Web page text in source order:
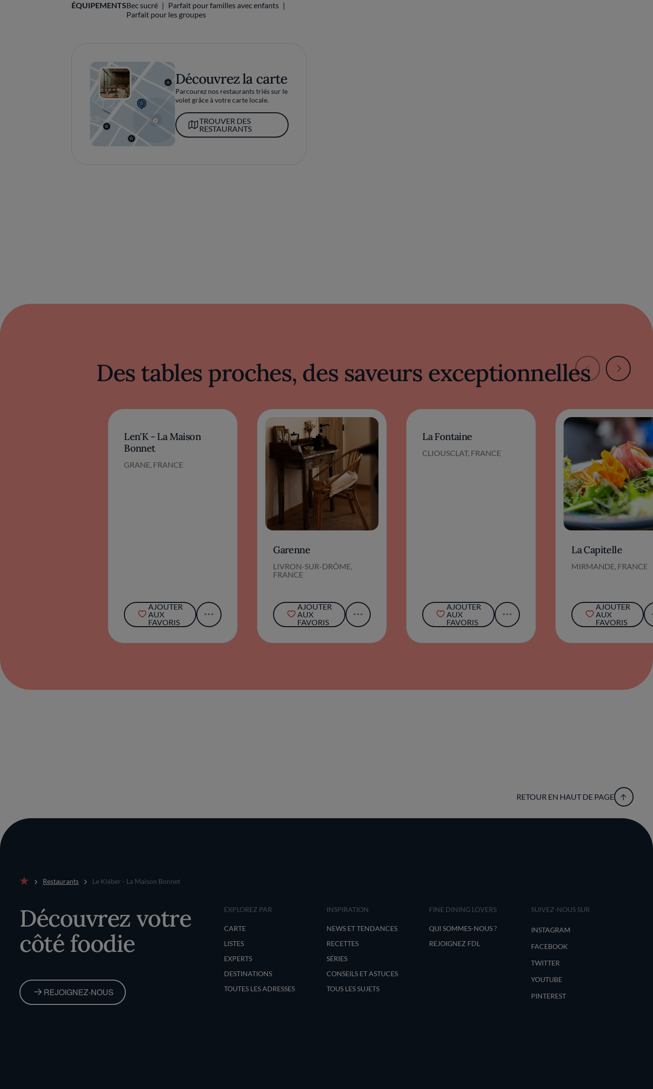
ÉQUIPEMENTSBec sucré
Parfait pour familles avec enfants
Parfait pour les groupes
Découvrez la carte
Parcourez nos restaurants triés sur le
volet grâce à votre carte locale.
TROUVER DES
RESTAURANTS
Des tables proches, des saveurs exceptionnelles
Len'K - La Maison
Bonnet
GRANE, FRANCE
AJOUTER
AUX
FAVORIS
Garenne
LIVRON-SUR-DRÔME,
FRANCE
AJOUTER
AUX
FAVORIS
La Fontaine
CLIOUSCLAT, FRANCE
AJOUTER
AUX
FAVORIS
La Capitelle
MIRMANDE, FRANCE
AJOUTER
AUX
FAVORIS
RETOUR EN HAUT DE PAGE
Restaurants Le Kléber - La Maison Bonnet
Découvrez votre
côté foodie
REJOIGNEZ-NOUS
EXPLOREZ PAR
CARTE
LISTES
EXPERTS
DESTINATIONS
TOUTES LES ADRESSES
INSPIRATION
NEWS ET TENDANCES
RECETTES
SÉRIES
CONSEILS ET ASTUCES
TOUS LES SUJETS
FINE DINING LOVERS
QUI SOMMES-NOUS ?
REJOIGNEZ FDL
SUIVEZ-NOUS SUR
INSTAGRAM
FACEBOOK
TWITTER
YOUTUBE
PINTEREST